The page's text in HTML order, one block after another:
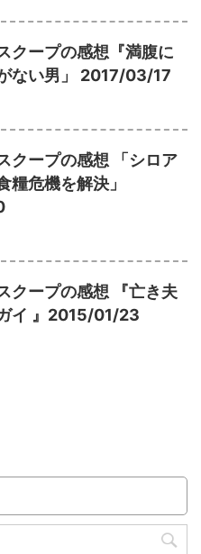
クープの感想『満腹に
ない男」 2017/03/17
クープの感想 「シロア
糧危機を解決」
クープの感想 『亡き夫
イ 』2015/01/23